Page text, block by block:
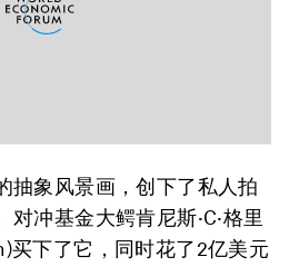
抽象风景画，创下了私人拍
冲基金大鳄肯尼斯·C·格里
下了它，同时花了2亿美元